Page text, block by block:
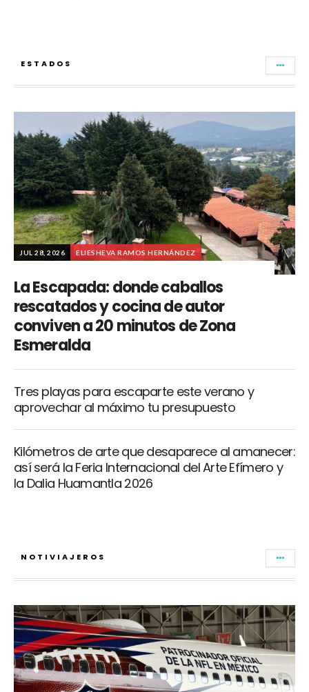
ESTADOS
JUL 28, 2026 ELIESHEVA RAMOS HERNÁNDEZ
La Escapada: donde caballos
rescatados y cocina de autor
conviven a 20 minutos de Zona
Esmeralda
Tres playas para escaparte este verano y
aprovechar al máximo tu presupuesto
Kilómetros de arte que desaparece al amanecer:
así será la Feria Internacional del Arte Efímero y
la Dalia Huamantla 2026
NOTIVIAJEROS